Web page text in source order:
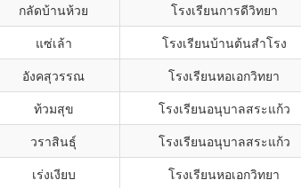
กลัดบ้านห้วย โรงเรียนการดีวิทยา
แซ่เล้า โรงเรียนบ้านต้นสำโรง
อังคสุวรรณ โรงเรียนหอเอกวิทยา
ท้วมสุข โรงเรียนอนุบาลสระแก้ว
วราสินธุ์ โรงเรียนอนุบาลสระแก้ว
เร่งเงียบ โรงเรียนหอเอกวิทยา